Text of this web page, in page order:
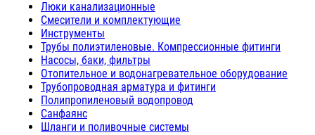
Люки канализационные
Cмесители и комплектующие
Инструменты
Трубы полиэтиленовые. Компрессионные фитинги
Насосы, баки, фильтры
Отопительное и водонагревательное оборудование
Трубопроводная арматура и фитинги
Полипропиленовый водопровод
Санфаянс
Шланги и поливочные системы